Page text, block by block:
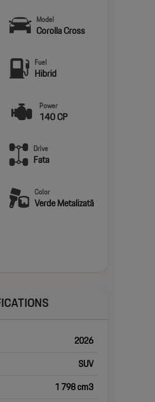
Model
Corolla Cross
Fuel
Hibrid
Power
140 CP
Drive
Fata
Color
Verde Metalizată
2026
SUV
1 798 cm3